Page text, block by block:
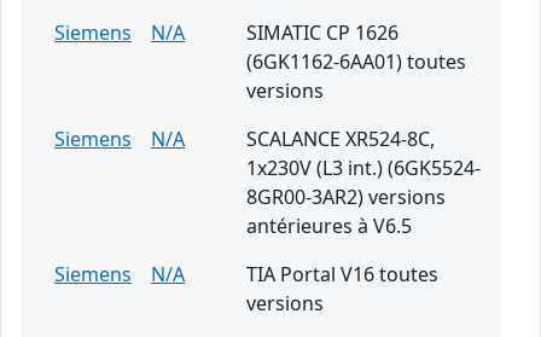
Siemens
N/A
SIMATIC CP 1626
(6GK1162-6AA01) toutes
versions
Siemens
N/A
SCALANCE XR524-8C,
1x230V (L3 int.) (6GK5524-
8GR00-3AR2) versions
antérieures à V6.5
Siemens
N/A
TIA Portal V16 toutes
versions